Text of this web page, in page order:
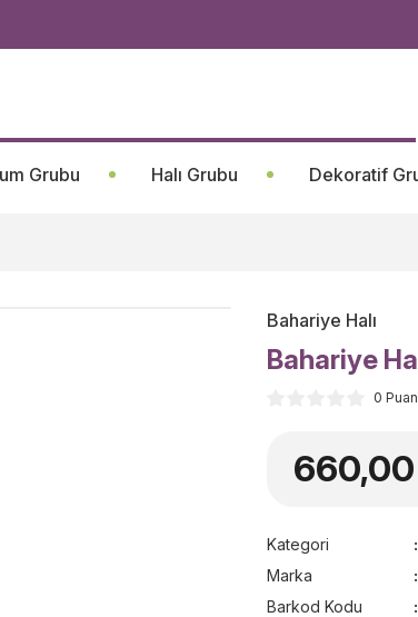
Grubu Halı Grubu Dekoratif
Bahariye Halı
Bahariye
0
Kategori
Marka
Barkod Kodu